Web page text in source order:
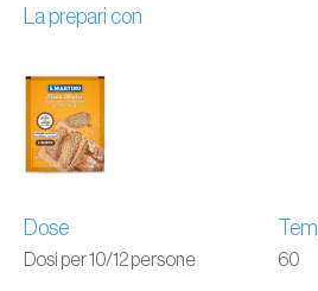
La prepari con
Dose
Dosi per 10/12 persone 60